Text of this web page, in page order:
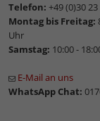
Telefon: +49 (0)30 23
Montag bis Freitag:
Uhr
Samstag: 10:00 -
E-Mail an uns
WhatsApp Chat: